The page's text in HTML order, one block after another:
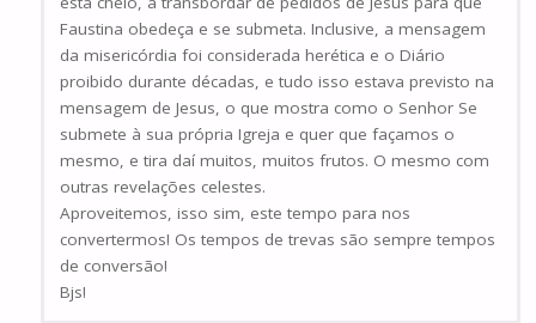
Faustina obedeça e se submeta. Inclusive, a mensagem
da misericórdia foi considerada herética e o Diário
proibido durante décadas, e tudo isso estava previsto na
mensagem de Jesus, o que mostra como o Senhor Se
submete à sua própria Igreja e quer que façamos o
mesmo, e tira daí muitos, muitos frutos. O mesmo com
outras revelações celestes.
Aproveitemos, isso sim, este tempo para nos
convertermos! Os tempos de trevas são sempre tempos
de conversão!
Bjs!